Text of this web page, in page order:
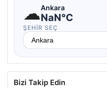
☁Ankara
NaN°C
ŞEHIR SEÇ
Bizi Takip Edin